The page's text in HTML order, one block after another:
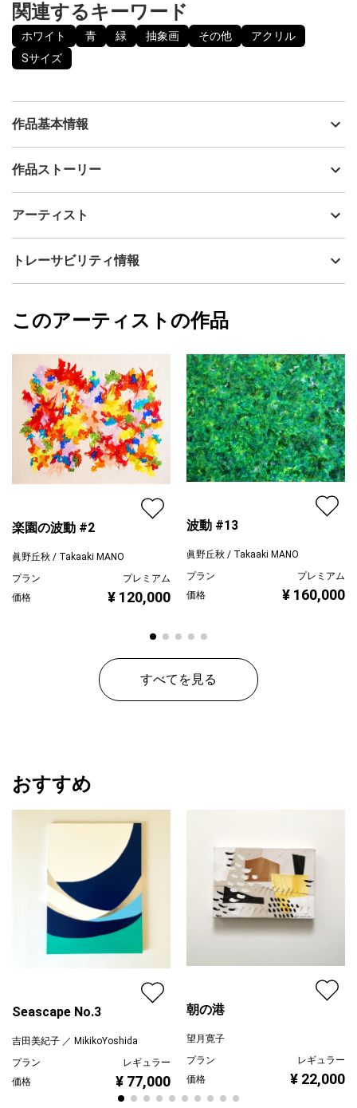
関連するキーワード
ホワイト 青 緑 抽象画 その他
アクリル
Sサイズ
作品基本情報
出品者
制作年
アクリル
カラー
ホワイト
ジャンル
抽象画
配送目安
二週間以内
作品ストーリー
トマティックに制作しました。
結果的に宇宙や地球の周波数や振動数、エネルギーを表現しまし
なにか大いなる存在に描かされた感覚がありますので、サインは
表面ではなく、裏面に記載してあります。
アーティスト
眞野丘秋 / Takaaki MANO
フォローする
トレーサビリティ情報
眞野丘秋 / Takaaki MANO
このアーティストの作品
楽園の波動 #2
眞野丘秋 / Takaaki MANO
プラン
プレミアム
価格
¥ 120,000
波動 #13
眞野丘秋 / Takaaki MANO
プラン
プレミアム
価格
¥ 160,000
すべてを見る
おすすめ
Seascape No.3
吉田美紀子 ／ MikikoYoshida
プラン
レギュラー
価格
¥ 77,000
朝の港
望月寛子
プラン
レギュラー
価格
¥ 22,000